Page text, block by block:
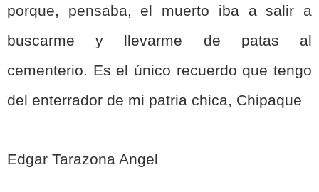
porque, pensaba, el muerto iba a salir a
buscarme y llevarme de patas al
cementerio. Es el único recuerdo que tengo
del enterrador de mi patria chica, Chipaque
Edgar Tarazona Angel